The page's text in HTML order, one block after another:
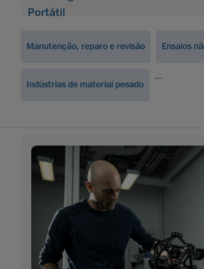
Portátil
Manutenção, reparo e revisão Ensaios
Indústrias de material pesado
...